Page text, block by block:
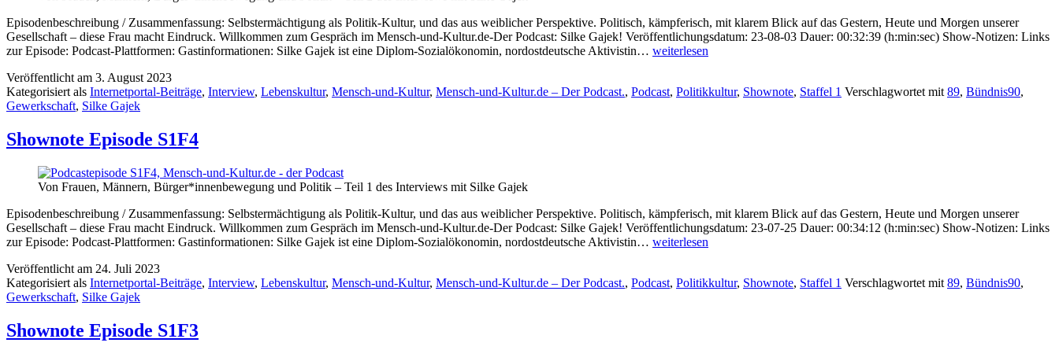
Episodenbeschreibung / Zusammenfassung: Selbstermächtigung als Politik-Kultur, und das aus weiblicher Perspektive. Politisch, kämpferisch, mit klarem Blick auf das Gestern, Heute und Morgen unserer
Gesellschaft – diese Frau macht Eindruck. Willkommen zum Gespräch im Mensch-und-Kultur.de-Der Podcast: Silke Gajek! Veröffentlichungsdatum: 23-08-03 Dauer: 00:32:39 (h:min:sec) Show-Notizen: Links
zur Episode: Podcast-Plattformen: Gastinformationen: Silke Gajek ist eine Diplom-Sozialökonomin, nordostdeutsche Aktivistin… Shownote
weiterlesen
Veröffentlicht am 3. August 2023
Kategorisiert als Internetportal-Beiträge, Interview, Lebenskultur, Mensch-und-Kultur, Mensch-und-Kultur.de – Der Podcast., Podcast, Politikkultur, Shownote, Staffel 1 Verschlagwortet mit 89, Bündnis90,
Gewerkschaft, Silke Gajek
Shownote Episode S1F4
Von Frauen, Männern, Bürger*innenbewegung und Politik – Teil 1 des Interviews mit Silke Gajek
Episodenbeschreibung / Zusammenfassung: Selbstermächtigung als Politik-Kultur, und das aus weiblicher Perspektive. Politisch, kämpferisch, mit klarem Blick auf das Gestern, Heute und Morgen unserer
Gesellschaft – diese Frau macht Eindruck. Willkommen zum Gespräch im Mensch-und-Kultur.de-Der Podcast: Silke Gajek! Veröffentlichungsdatum: 23-07-25 Dauer: 00:34:12 (h:min:sec) Show-Notizen: Links
zur Episode: Podcast-Plattformen: Gastinformationen: Silke Gajek ist eine Diplom-Sozialökonomin, nordostdeutsche Aktivistin… Shownote
weiterlesen
Veröffentlicht am 24. Juli 2023
Kategorisiert als Internetportal-Beiträge, Interview, Lebenskultur, Mensch-und-Kultur, Mensch-und-Kultur.de – Der Podcast., Podcast, Politikkultur, Shownote, Staffel 1 Verschlagwortet mit 89, Bündnis90,
Gewerkschaft, Silke Gajek
Shownote Episode S1F3